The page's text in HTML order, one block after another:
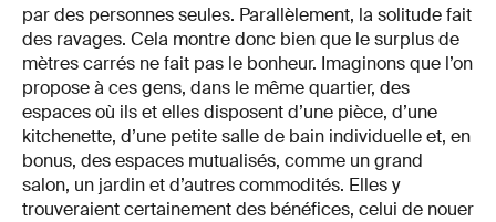
par des personnes seules. Parallèlement, la solitude fait
des ravages. Cela montre donc bien que le surplus de
mètres carrés ne fait pas le bonheur. Imaginons que l’on
propose à ces gens, dans le même quartier, des
espaces où ils et elles disposent d’une pièce, d’une
kitchenette, d’une petite salle de bain individuelle et, en
bonus, des espaces mutualisés, comme un grand
salon, un jardin et d’autres commodités. Elles y
trouveraient certainement des bénéfices, celui de nouer